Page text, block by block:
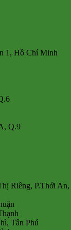
1, Hồ Chí Minh
Q.9
Riêng, P.Thới An,
Tân Phú